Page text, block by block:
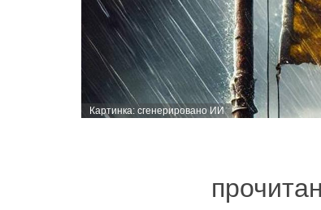
Картинка: сгенерировано ИИ